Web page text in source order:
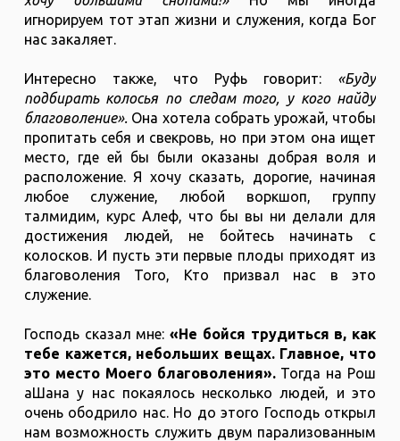
игнорируем тот этап жизни и служения, когда Бог
нас закаляет.
Интересно также, что Руфь говорит: «Буду
подбирать колосья по следам того, у кого найду
благоволение». Она хотела собрать урожай, чтобы
пропитать себя и свекровь, но при этом она ищет
место, где ей бы были оказаны добрая воля и
расположение. Я хочу сказать, дорогие, начиная
любое служение, любой воркшоп, группу
талмидим, курс Алеф, что бы вы ни делали для
достижения людей, не бойтесь начинать с
колосков. И пусть эти первые плоды приходят из
благоволения Того, Кто призвал нас в это
служение.
Господь сказал мне:«Не бойся трудиться в, как
тебе кажется, небольших вещах. Главное, что
это место Моего благоволения». Тогда на Рош
аШана у нас покаялось несколько людей, и это
очень ободрило нас. Но до этого Господь открыл
нам возможность служить двум парализованным